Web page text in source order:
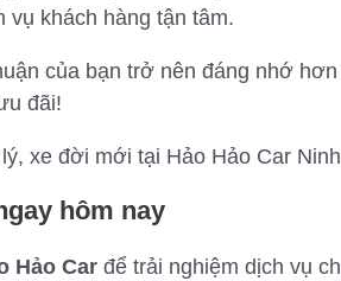
khách hàng tận tâm.
của bạn trở nên đáng nhớ
đãi!
xe đời mới tại Hảo Hảo Car
hôm nay
Hảo Car để trải nghiệm dịch vụ